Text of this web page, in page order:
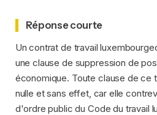
Réponse courte
Un contrat de travail
une clause de suppression de
économique. Toute clause de ce
nulle et sans effet, car elle
d'ordre public du Code du travail